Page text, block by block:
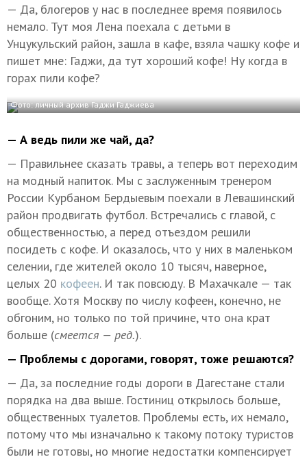
— Да, блогеров у нас в последнее время появилось
немало. Тут моя Лена поехала с детьми в
Унцукульский район, зашла в кафе, взяла чашку кофе и
пишет мне: Гаджи, да тут хороший кофе! Ну когда в
горах пили кофе?
Фото: личный архив Гаджи Гаджиева
— А ведь пили же чай, да?
— Правильнее сказать травы, а теперь вот переходим
на модный напиток. Мы с заслуженным тренером
России Курбаном Бердыевым поехали в Левашинский
район продвигать футбол. Встречались с главой, с
общественностью, а перед отъездом решили
посидеть с кофе. И оказалось, что у них в маленьком
селении, где жителей около 10 тысяч, наверное,
целых 20 кофеен. И так повсюду. В Махачкале — так
вообще. Хотя Москву по числу кофеен, конечно, не
обгоним, но только по той причине, что она крат
больше (смеется — ред.).
— Проблемы с дорогами, говорят, тоже решаются?
— Да, за последние годы дороги в Дагестане стали
порядка на два выше. Гостиниц открылось больше,
общественных туалетов. Проблемы есть, их немало,
потому что мы изначально к такому потоку туристов
были не готовы, но многие недостатки компенсирует